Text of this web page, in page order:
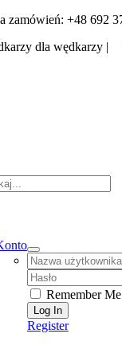
Skip
content
zamówień: +48 692
dla wędkarzy |
Username:
Password:
Remember Me
Register